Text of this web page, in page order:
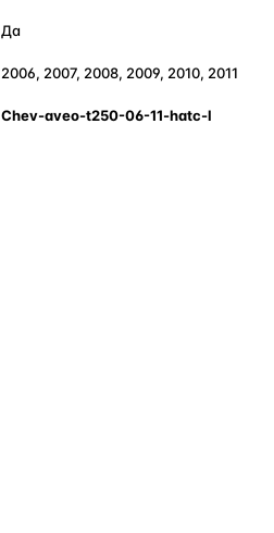
Да
2006, 2007, 2008, 2009, 2010, 2011
Chev-aveo-t250-06-11-hatc-l